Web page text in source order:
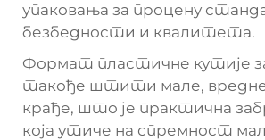
упаковања за процену
безбедности и квалитета.
Формат пластичне кутије
такође штити мале,
крађе, што је практична
која утиче на спремност